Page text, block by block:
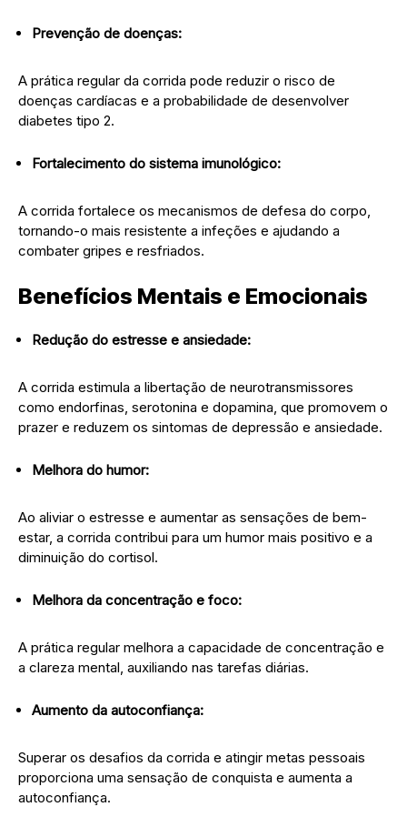
Prevenção de doenças:
A prática regular da corrida pode reduzir o risco de
doenças cardíacas e a probabilidade de desenvolver
diabetes tipo 2.
Fortalecimento do sistema imunológico:
A corrida fortalece os mecanismos de defesa do corpo,
tornando-o mais resistente a infeções e ajudando a
combater gripes e resfriados.
Benefícios Mentais e Emocionais
Redução do estresse e ansiedade:
A corrida estimula a libertação de neurotransmissores
como endorfinas, serotonina e dopamina, que promovem o
prazer e reduzem os sintomas de depressão e ansiedade.
Melhora do humor:
Ao aliviar o estresse e aumentar as sensações de bem-
estar, a corrida contribui para um humor mais positivo e a
diminuição do cortisol.
Melhora da concentração e foco:
A prática regular melhora a capacidade de concentração e
a clareza mental, auxiliando nas tarefas diárias.
Aumento da autoconfiança:
Superar os desafios da corrida e atingir metas pessoais
proporciona uma sensação de conquista e aumenta a
autoconfiança.